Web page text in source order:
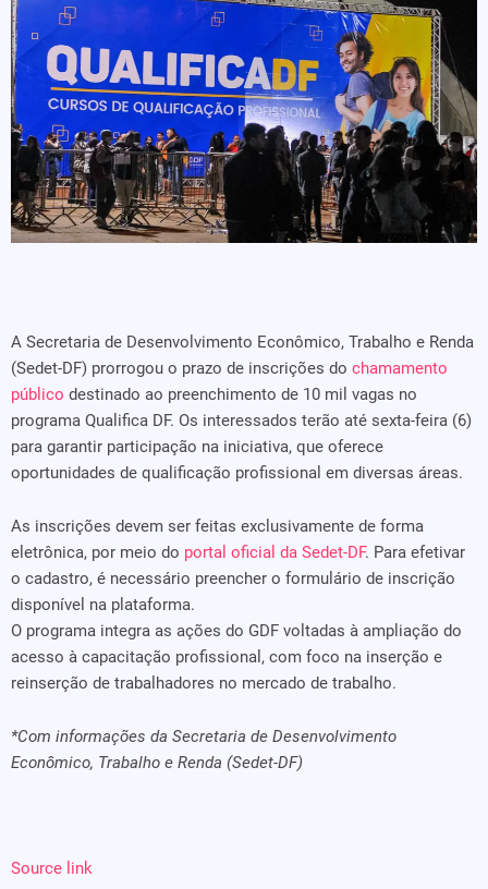
A Secretaria de Desenvolvimento Econômico, Trabalho e Renda
(Sedet-DF) prorrogou o prazo de inscrições do chamamento
público destinado ao preenchimento de 10 mil vagas no
programa Qualifica DF. Os interessados terão até sexta-feira (6)
para garantir participação na iniciativa, que oferece
oportunidades de qualificação profissional em diversas áreas.
As inscrições devem ser feitas exclusivamente de forma
eletrônica, por meio do portal oficial da Sedet-DF. Para efetivar
o cadastro, é necessário preencher o formulário de inscrição
disponível na plataforma.
O programa integra as ações do GDF voltadas à ampliação do
acesso à capacitação profissional, com foco na inserção e
reinserção de trabalhadores no mercado de trabalho.
*Com informações da Secretaria de Desenvolvimento
Econômico, Trabalho e Renda (Sedet-DF)
Source link